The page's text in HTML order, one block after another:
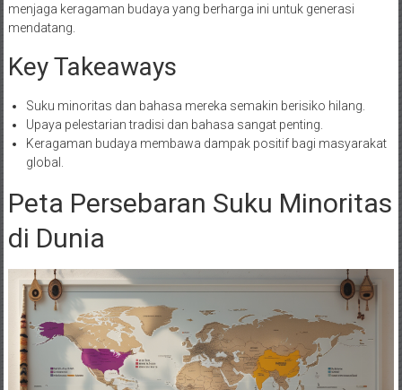
menjaga keragaman budaya yang berharga ini untuk generasi
mendatang.
Key Takeaways
Suku minoritas dan bahasa mereka semakin berisiko hilang.
Upaya pelestarian tradisi dan bahasa sangat penting.
Keragaman budaya membawa dampak positif bagi masyarakat
global.
Peta Persebaran Suku Minoritas
di Dunia